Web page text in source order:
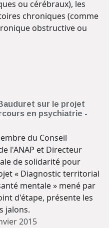
ou cérébraux), les
chroniques (comme
obstructive ou
sur le projet
en psychiatrie -
du Conseil
l'ANAP et Directeur
de solidarité pour
« Diagnostic territorial
mentale » mené par
d'étape, présente les
jalons.
2015